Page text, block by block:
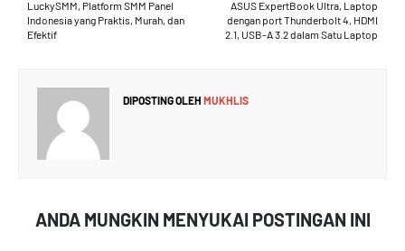
ASUS ExpertBook Ultra, Laptop
dengan port Thunderbolt 4, HDMI
2.1, USB-A 3.2 dalam Satu Laptop
LuckySMM, Platform SMM Panel
Indonesia yang Praktis, Murah, dan
Efektif
DIPOSTING OLEH MUKHLIS
ANDA MUNGKIN MENYUKAI POSTINGAN INI